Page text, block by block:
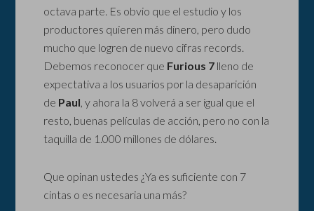
octava parte. Es obvio que el estudio y los
productores quieren más dinero, pero dudo
mucho que logren de nuevo cifras records.
Debemos reconocer que Furious 7 lleno de
expectativa a los usuarios por la desaparición
de Paul , y ahora la 8 volverá a ser igual que el
resto, buenas películas de acción, pero no con la
taquilla de 1.000 millones de dólares.
Que opinan ustedes ¿Ya es suficiente con 7
cintas o es necesaria una más?